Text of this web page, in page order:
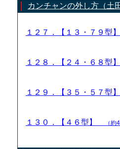
カンチャンの外し方（土
１２７．【１３・７９型
１２８．【２４・６８型
１２９．【３５・５７型
１３０．【４６型】 （約